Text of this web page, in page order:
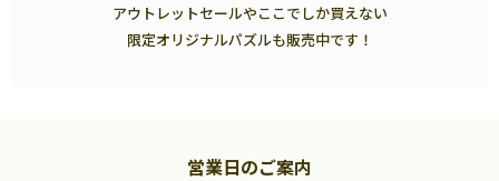
アウトレットセールやここでしか買えない
限定オリジナルパズルも販売中です！
営業日のご案内